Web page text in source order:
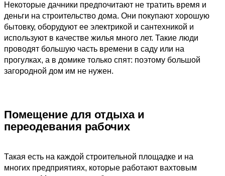
Некоторые дачники предпочитают не тратить время и
деньги на строительство дома. Они покупают хорошую
бытовку, оборудуют ее электрикой и сантехникой и
используют в качестве жилья много лет. Такие люди
проводят большую часть времени в саду или на
прогулках, а в домике только спят: поэтому большой
загородной дом им не нужен.
Помещение для отдыха и
переодевания рабочих
Такая есть на каждой строительной площадке и на
многих предприятиях, которые работают вахтовым